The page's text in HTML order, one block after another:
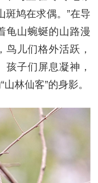
斑鸠在求偶。”在导
龟山蜿蜒的山路漫
鸟儿们格外活跃，
孩子们屏息凝神，
林仙客”的身影。